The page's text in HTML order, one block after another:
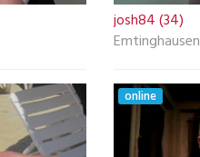
josh84 (34)
Emtinghausen
online